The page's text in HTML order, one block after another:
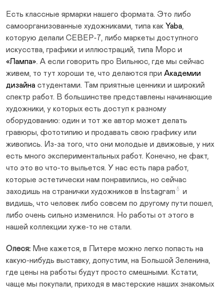
Есть классные ярмарки нашего формата. Это либо
самоорганизованные художниками, типа как Yaba,
которую делали СЕВЕР-7, либо маркеты доступного
искусства, графики и иллюстраций, типа Морс и
«Лампа». А если говорить про Вильнюс, где мы сейчас
живем, то тут хороши те, что делаются при Академии
дизайна студентами. Там приятные ценники и широкий
спектр работ. В большинстве представлены начинающие
художники, у которых есть доступ к разному
оборудованию: один и тот же автор может делать
гравюры, фототипию и продавать свою графику или
живопись. Из-за того, что они молодые и движовые, у них
есть много экспериментальных работ. Конечно, не факт,
что это во что-то выльется. У нас есть пара работ,
которые эстетически нам понравились, но сейчас
заходишь на странички художников в Instagram 💧
и
видишь, что человек либо совсем по другому пути пошел,
либо очень сильно изменился. Но работы от этого в
нашей коллекции хуже-то не стали.
Олеся: Мне кажется, в Питере можно легко попасть на
какую-нибудь выставку, допустим, на Большой Зеленина,
где цены на работы будут просто смешными. Кстати,
чаще мы покупали, приходя в мастерские наших знакомых